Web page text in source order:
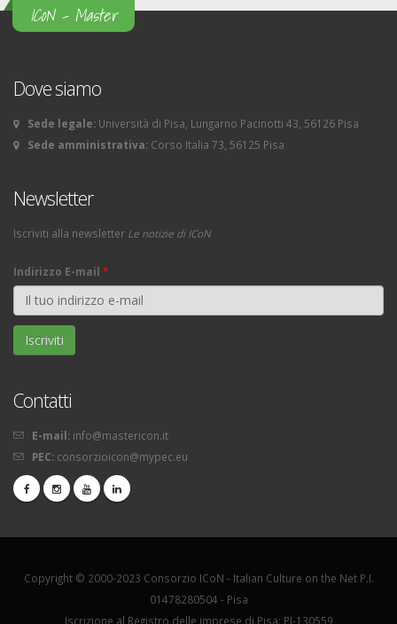
ICoN - Master
Dove siamo
Sede legale: Università di Pisa, Lungarno Pacinotti 43, 56126 Pisa
Sede amministrativa: Corso Italia 73, 56125 Pisa
Newsletter
Iscriviti alla newsletter Le notizie di ICoN
Indirizzo E-mail *
Contatti
E-mail: info@mastericon.it
PEC: consorzioicon@mypec.eu
Copyright © 2000-2023 Consorzio ICoN - Italian Culture on the Net P.I.
01478280504 - Pisa
Iscrizione al Registro delle imprese di Pisa: PI-130559